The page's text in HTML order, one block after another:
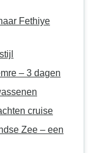
Fethiye
– 3 dagen
cruise
Zee – een